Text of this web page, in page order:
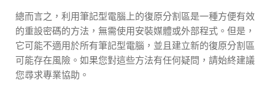
總而言之，利用筆記型電腦上的復原分割區是一種方便有效
的重設密碼的方法，無需使用安裝媒體或外部程式。但是，
它可能不適用於所有筆記型電腦，並且建立新的復原分割區
可能存在風險。如果您對這些方法有任何疑問，請始終建議
您尋求專業協助。